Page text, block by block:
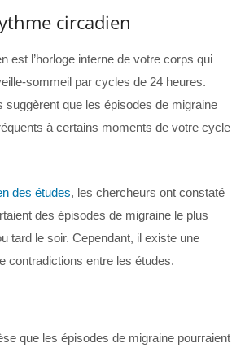
circadien
est l’horloge interne de votre corps qui
sommeil par cycles de 24 heures.
suggèrent que les épisodes de migraine
à certains moments de votre cycle
des études, les chercheurs ont constaté
des épisodes de migraine le plus
tard le soir. Cependant, il existe une
contradictions entre les études.
que les épisodes de migraine pourraient